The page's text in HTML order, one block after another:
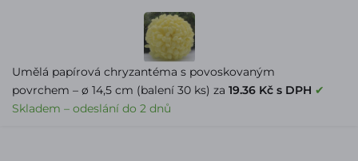
Umělá papírová chryzantéma s povoskovaným
povrchem – ø 14,5 cm (balení 30 ks) za 19.36 Kč s DPH ✔
Skladem – odeslání do 2 dnů